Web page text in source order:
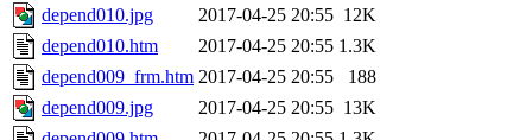
depend010.jpg
2017-04-25 20:55 12K
depend010.htm
2017-04-25 20:55 1.3K
depend009_frm.htm 2017-04-25 20:55
188
depend009.jpg
2017-04-25 20:55 13K